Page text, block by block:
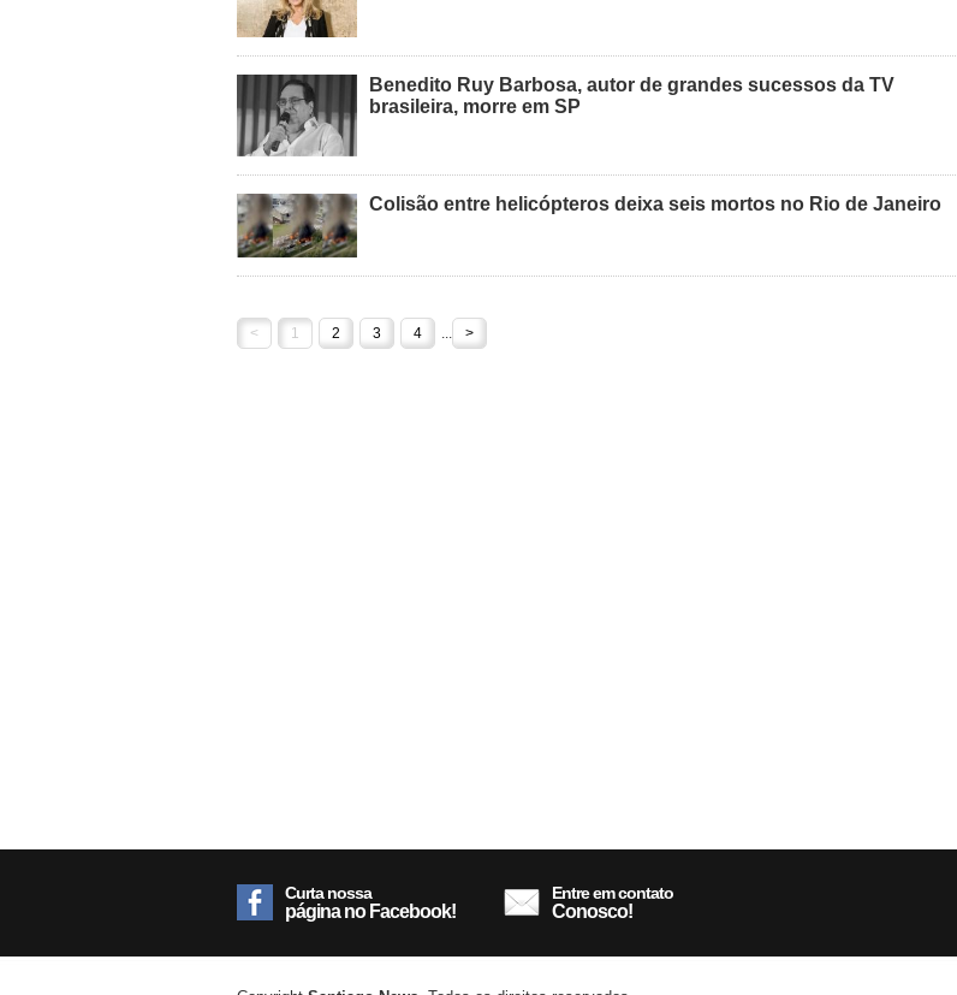
Benedito Ruy Barbosa, autor de grandes sucessos da TV
brasileira, morre em SP
Colisão entre helicópteros deixa seis mortos no Rio de Janeiro
< 1 2 3 4 ... >
Curta nossa
página no Facebook!
Entre em contato
Conosco!